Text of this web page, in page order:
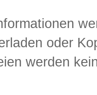
oder
werden